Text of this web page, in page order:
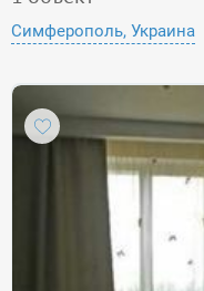
Симферополь, Украина